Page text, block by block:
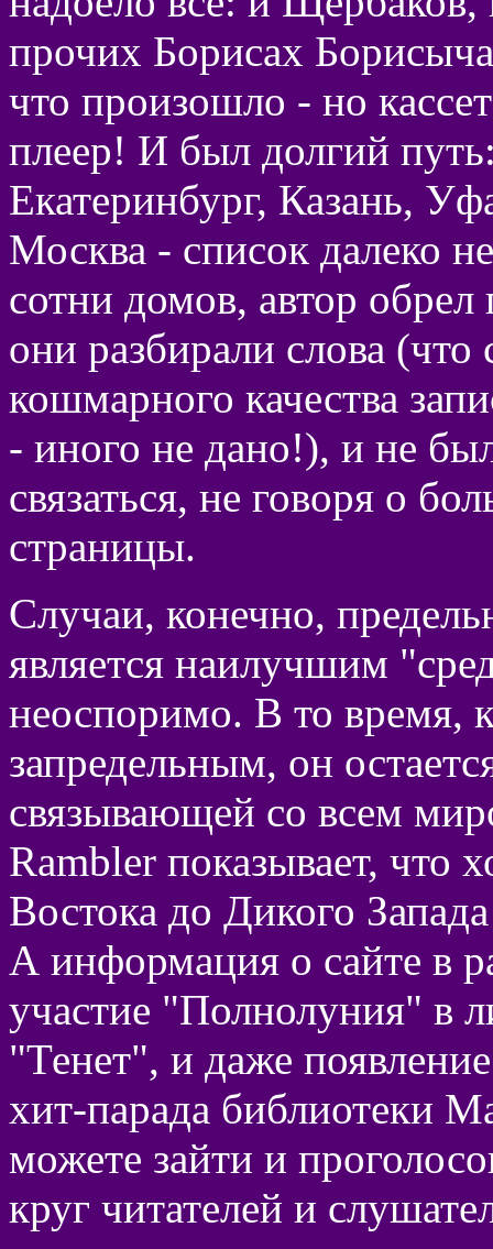
прочих Борисах
что произошло - но
плеер! И был долгий
Екатеринбург, Казань,
Москва - список далеко
сотни домов, автор
они разбирали слова (что
кошмарного качества
- иного не дано!), и не
связаться, не говоря о
страницы.
Случаи, конечно,
является наилучшим
неоспоримо. В то время,
запредельным, он
связывающей со всем
Rambler показывает, что
Востока до Дикого
А информация о сайте в
участие "Полнолуния" в
"Тенет", и даже
хит-парада библиотеки
можете зайти и
круг читателей и